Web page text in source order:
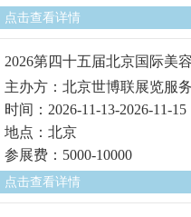
点击查看详情
2026第四十五届北京国际美
主办方：北京世博联展览服
时间：2026-11-13-2026-11-15
地点：北京
参展费：5000-10000
点击查看详情